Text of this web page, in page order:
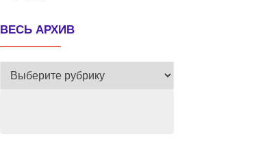
ВЕСЬ АРХИВ
ВЕСЬ